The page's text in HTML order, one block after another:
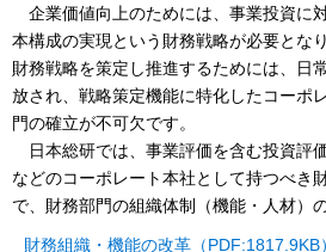
企業価値向上のためには、事業投資に
本構成の実現という財務戦略が必要とな
財務戦略を策定し推進するためには、日
放され、戦略策定機能に特化したコーポ
門の確立が不可欠です。
日本総研では、事業評価を含む投資評
などのコーポレート本社として持つべき
で、財務部門の組織体制（機能・人材）
財務組織・機能の改革（PDF:1817.9KB）